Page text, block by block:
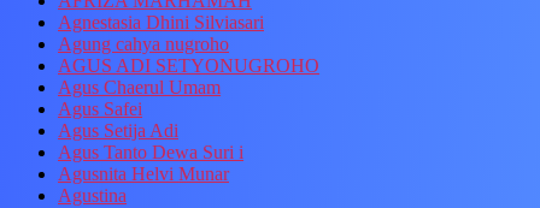
Agnestasia Dhini Silviasari
Agung cahya nugroho
AGUS ADI SETYONUGROHO
Agus Chaerul Umam
Agus Safei
Agus Setija Adi
Agus Tanto Dewa Suri i
Agusnita Helvi Munar
Agustina